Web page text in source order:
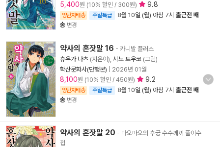
5,400원 (10% 할인 / 300원) 9.8
양탄자배송 주말특급 8월 10일 (월) 아침 7시 출근전 배
송 변경
약사의 혼잣말 16 - 카니발 플러스
휴우가 나츠 (지은이), 시노 토우코 (그림)
학산문화사(단행본)
2026년 01월
8,100원 (10% 할인 / 450원) 9.2
양탄자배송 주말특급 8월 10일 (월) 아침 7시 출근전 배
송 변경
약사의 혼잣말 20 - 마오마오의 후궁 수수께끼 풀이수
첩